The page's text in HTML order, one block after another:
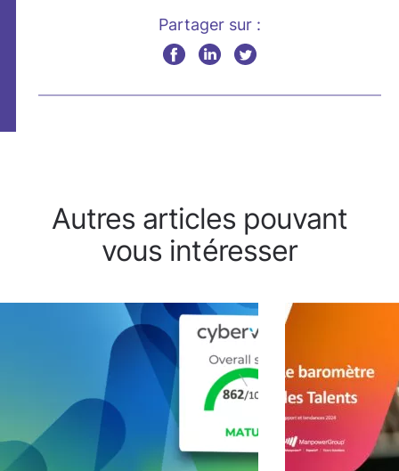
Partager sur :
Autres articles pouvant
vous intéresser